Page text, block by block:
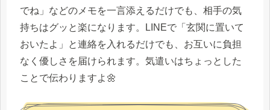
でね」などのメモを一言添えるだけでも、相手の気
持ちはグッと楽になります。LINEで「玄関に置いて
おいたよ」と連絡を入れるだけでも、お互いに負担
なく優しさを届けられます。気遣いはちょっとした
ことで伝わりますよ🌼